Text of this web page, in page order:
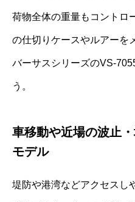
荷物全体の重量もコントロ
の仕切りケースやルアーを
バーサスシリーズのVS-
う。
車移動や近場の波止
モデル
堤防や港湾などアクセスし